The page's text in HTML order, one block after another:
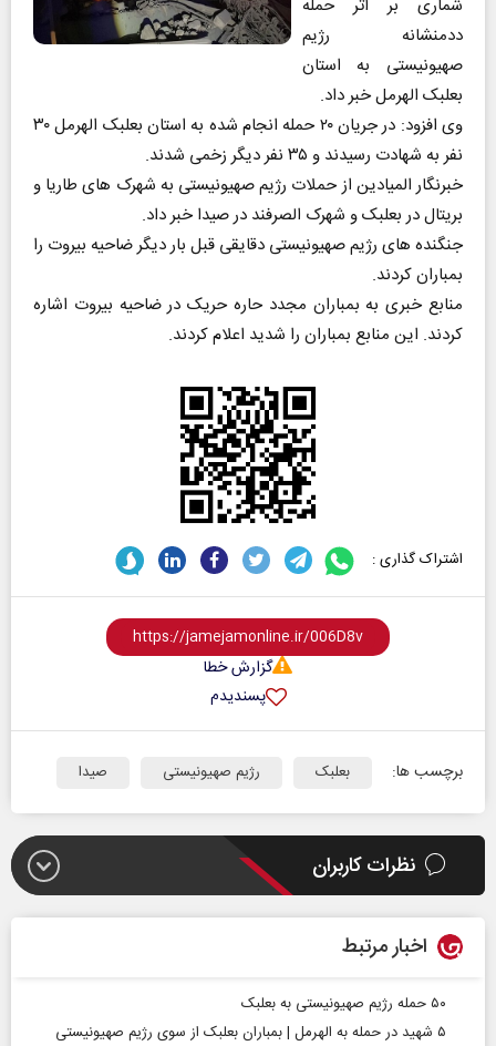
شماری بر اثر حمله
ددمنشانه رژیم
صهیونیستی به استان
بعلبک الهرمل خبر داد.
وی افزود: در جریان ۲۰ حمله انجام شده به استان بعلبک الهرمل ۳۰
نفر به شهادت رسیدند و ۳۵ نفر دیگر زخمی شدند.
خبرنگار المیادین از حملات رژیم صهیونیستی به شهرک های طاریا و
بریتال در بعلبک و شهرک الصرفند در صیدا خبر داد.
جنگنده های رژیم صهیونیستی دقایقی قبل بار دیگر ضاحیه بیروت را
بمباران کردند.
منابع خبری به بمباران مجدد حاره حریک در ضاحیه بیروت اشاره
کردند. این منابع بمباران را شدید اعلام کردند.
اشتراک گذاری :
گزارش خطا
پسندیدم
برچسب ها: بعلبک رژیم صهیونیستی صیدا
نظرات کاربران
اخبار مرتبط
۵۰ حمله رژیم صهیونیستی به بعلبک
۵ شهید در حمله به الهرمل | بمباران بعلبک از سوی رژیم صهیونیستی